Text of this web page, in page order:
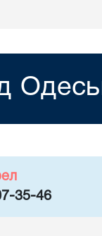
35-46